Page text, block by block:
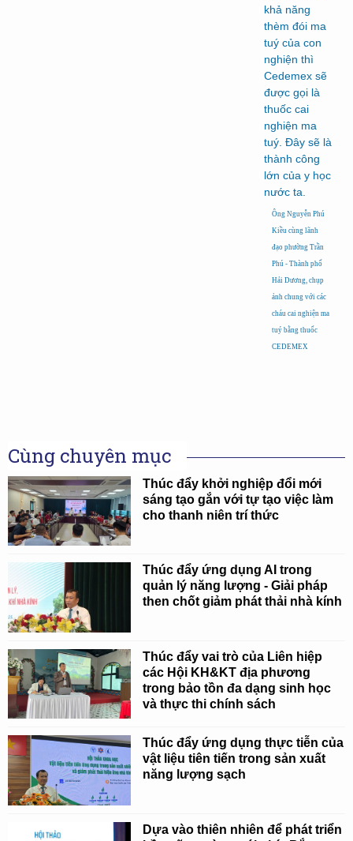
khả năng
thèm đói ma
tuý của con
nghiện thì
Cedemex sẽ
được gọi là
thuốc cai
nghiện ma
tuý. Đây sẽ là
thành công
lớn của y học
nước ta.
Ông Nguyễn Phú
Kiều cùng lãnh
đạo phường Trần
Phú - Thành phố
Hải Dương, chụp
ảnh chung với các
cháu cai nghiện ma
tuý bằng thuốc
CEDEMEX
Cùng chuyên mục
Thúc đẩy khởi nghiệp đổi mới
sáng tạo gắn với tự tạo việc làm
cho thanh niên trí thức
Thúc đẩy ứng dụng AI trong
quản lý năng lượng - Giải pháp
then chốt giảm phát thải nhà kính
Thúc đẩy vai trò của Liên hiệp
các Hội KH&KT địa phương
trong bảo tồn đa dạng sinh học
và thực thi chính sách
Thúc đẩy ứng dụng thực tiễn của
vật liệu tiên tiến trong sản xuất
năng lượng sạch
Dựa vào thiên nhiên để phát triển